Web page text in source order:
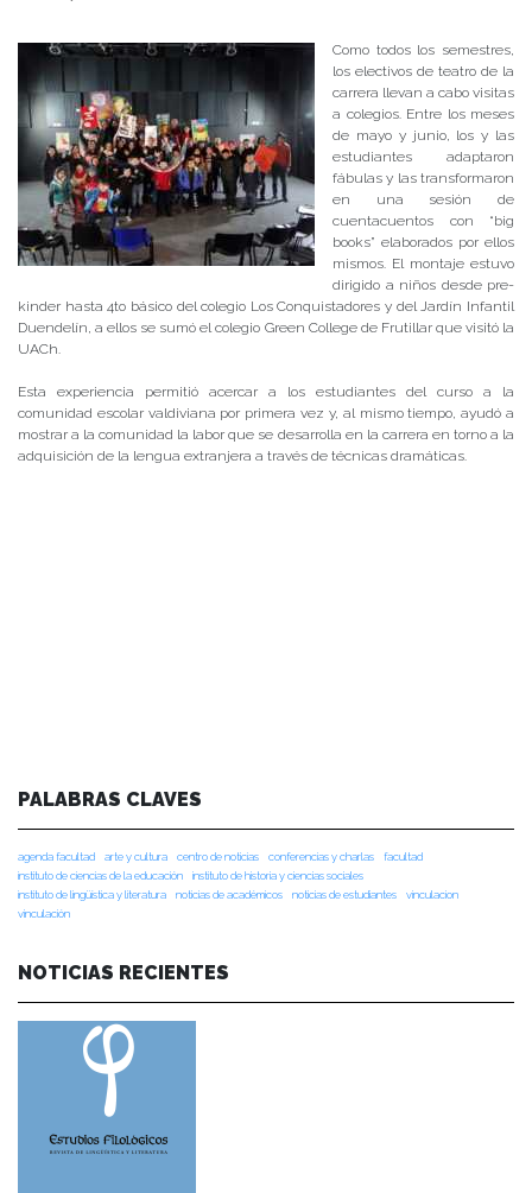
Como todos los semestres,
los electivos de teatro de la
carrera llevan a cabo visitas
a colegios. Entre los meses
de mayo y junio, los y las
estudiantes adaptaron
fábulas y las transformaron
en una sesión de
cuentacuentos con “big
books” elaborados por ellos
mismos. El montaje estuvo
dirigido a niños desde pre-
kinder hasta 4to básico del colegio Los Conquistadores y del Jardín Infantil
Duendelín, a ellos se sumó el colegio Green College de Frutillar que visitó la
UACh.
Esta experiencia permitió acercar a los estudiantes del curso a la
comunidad escolar valdiviana por primera vez y, al mismo tiempo, ayudó a
mostrar a la comunidad la labor que se desarrolla en la carrera en torno a la
adquisición de la lengua extranjera a través de técnicas dramáticas.
PALABRAS CLAVES
agenda facultad arte y cultura centro de noticias conferencias y charlas
facultad
instituto de ciencias de la educación
instituto de historia y ciencias sociales
instituto de lingüística y literatura
noticias de académicos noticias de estudiantes
vinculacion
vinculación
NOTICIAS RECIENTES